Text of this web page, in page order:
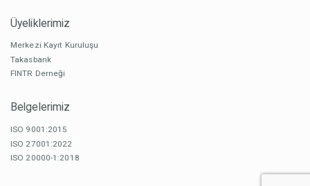
Üyeliklerimiz
Merkezi Kayıt Kuruluşu
Takasbank
FINTR Derneği
Belgelerimiz
ISO 9001:2015
ISO 27001:2022
ISO 20000-1:2018